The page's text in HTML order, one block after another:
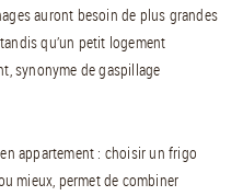
auront besoin de plus grandes
qu’un petit logement
synonyme de gaspillage
appartement : choisir un frigo
mieux, permet de combiner